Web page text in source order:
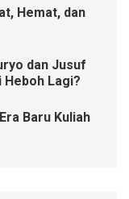
Hemat, dan
dan Jusuf
Heboh Lagi?
Baru Kuliah